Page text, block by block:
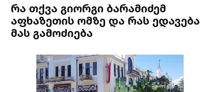
რა თქვა გიორგი ბარამიძემ
აფხაზეთის ომზე და რას ედავება
მას გამოძიება